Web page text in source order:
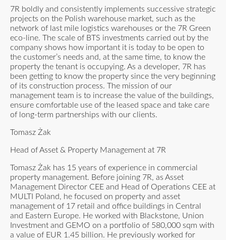
7R boldly and consistently implements successive strategic
projects on the Polish warehouse market, such as the
network of last mile logistics warehouses or the 7R Green
eco-line. The scale of BTS investments carried out by the
company shows how important it is today to be open to
the customer’s needs and, at the same time, to know the
property the tenant is occupying. As a developer, 7R has
been getting to know the property since the very beginning
of its construction process. The mission of our
management team is to increase the value of the buildings,
ensure comfortable use of the leased space and take care
of long-term partnerships with our clients.
Tomasz Żak
Head of Asset & Property Management at 7R
Tomasz Żak has 15 years of experience in commercial
property management. Before joining 7R, as Asset
Management Director CEE and Head of Operations CEE at
MULTI Poland, he focused on property and asset
management of 17 retail and office buildings in Central
and Eastern Europe. He worked with Blackstone, Union
Investment and GEMO on a portfolio of 580,000 sqm with
a value of EUR 1.45 billion. He previously worked for